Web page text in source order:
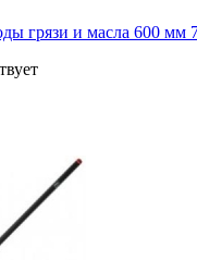
грязи и масла 600 мм